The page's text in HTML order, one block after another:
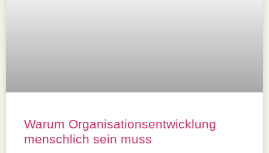
Warum Organisationsentwicklung
menschlich sein muss